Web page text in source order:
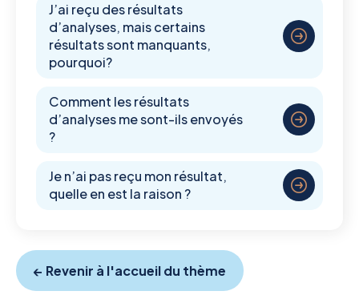
J’ai reçu des résultats
d’analyses, mais certains
résultats sont manquants,
pourquoi?
Comment les résultats
d’analyses me sont-ils envoyés
?
Je n’ai pas reçu mon résultat,
quelle en est la raison ?
← Revenir à l'accueil du thème